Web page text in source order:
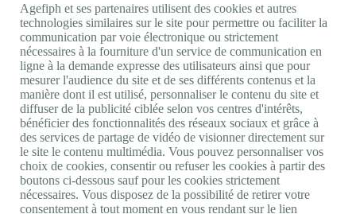
Nos autres sites
Site portail Agefiph
Activateur de progrès
Handinnov
Innovation et recherche
Université du RRH
Service AppuiPro
Nous suivre
Youtube
Linkedin
Agefiph et ses partenaires utilisent des cookies et autres
technologies similaires sur le site pour permettre ou faciliter la
communication par voie électronique ou strictement
nécessaires à la fourniture d'un service de communication en
ligne à la demande expresse des utilisateurs ainsi que pour
mesurer l'audience du site et de ses différents contenus et la
manière dont il est utilisé, personnaliser le contenu du site et
diffuser de la publicité ciblée selon vos centres d'intérêts,
bénéficier des fonctionnalités des réseaux sociaux et grâce à
des services de partage de vidéo de visionner directement sur
le site le contenu multimédia. Vous pouvez personnaliser vos
choix de cookies, consentir ou refuser les cookies à partir des
boutons ci-dessous sauf pour les cookies strictement
nécessaires. Vous disposez de la possibilité de retirer votre
consentement à tout moment en vous rendant sur le lien